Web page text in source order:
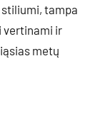
tampa
vertinami ir
metų